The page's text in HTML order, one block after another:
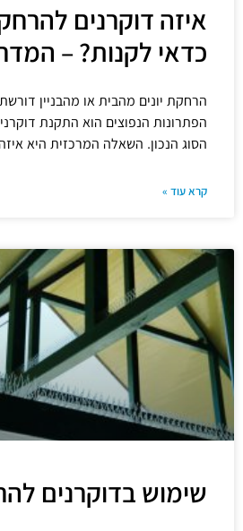
איזה דוקרנים
כדאי לקנות? –
הרחקת יונים מהבית או מהבניין
הפתרונות הנפוצים הוא התקנת
הסוג הנכון. השאלה המרכזית היא איזה
קרא עוד »
שימוש בדוקרנים